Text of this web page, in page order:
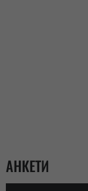
АНКЕТИ